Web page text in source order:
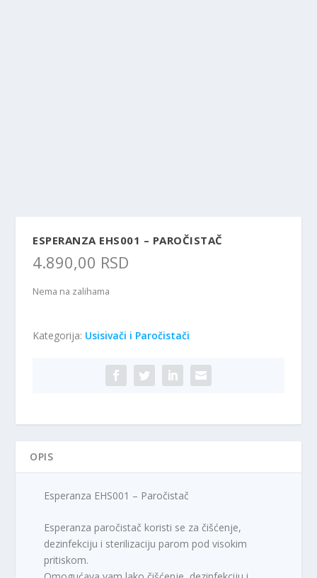
ESPERANZA EHS001 – PAROČISTAČ
4.890,00 RSD
Nema na zalihama
Kategorija: Usisivači i Paročistači
OPIS
Esperanza EHS001 – Paročistač
Esperanza paročistač koristi se za čišćenje,
dezinfekciju i sterilizaciju parom pod visokim
pritiskom.